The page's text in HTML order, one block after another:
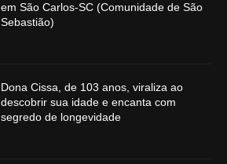
em São Carlos-SC (Comunidade de São
Sebastião)
Dona Cissa, de 103 anos, viraliza ao
descobrir sua idade e encanta com
segredo de longevidade